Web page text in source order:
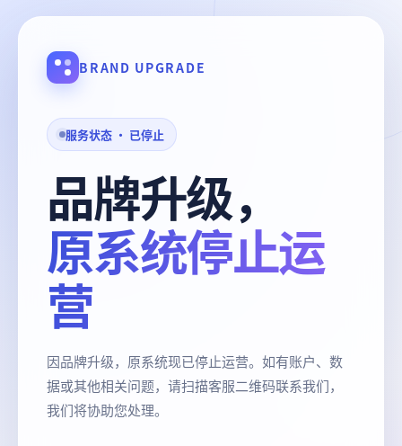
BRAND UPGRADE
服务状态 · 已停止
品牌升级，
原系统停止运
营
因品牌升级，原系统现已停止运营。如有账户、数
据或其他相关问题，请扫描客服二维码联系我们，
我们将协助您处理。